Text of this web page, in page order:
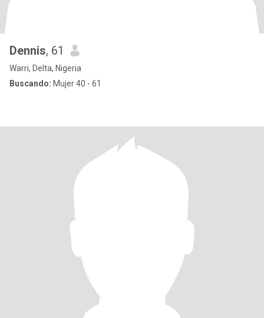
Dennis, 61
Warri, Delta, Nigeria
Buscando: Mujer 40 - 61